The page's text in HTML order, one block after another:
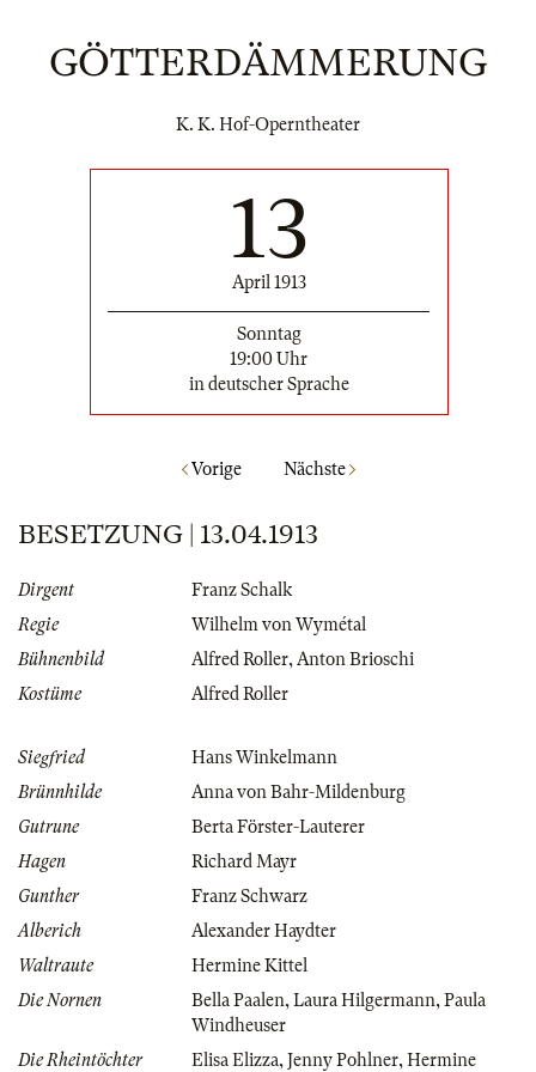
GÖTTERDÄMMERUNG
K. K. Hof-Operntheater
13
April 1913
Sonntag
19:00 Uhr
in deutscher Sprache
Vorige Nächste
BESETZUNG | 13.04.1913
Dirgent
Franz Schalk
Regie
Wilhelm von Wymétal
Bühnenbild
Alfred Roller,Anton Brioschi
Kostüme
Alfred Roller
Siegfried
Hans Winkelmann
Brünnhilde
Anna von Bahr-Mildenburg
Gutrune
Berta Förster-Lauterer
Hagen
Richard Mayr
Gunther
Franz Schwarz
Alberich
Alexander Haydter
Waltraute
Hermine Kittel
Die Nornen
Bella Paalen,Laura Hilgermann,Paula
Windheuser
Die Rheintöchter
Elisa Elizza,Jenny Pohlner,Hermine